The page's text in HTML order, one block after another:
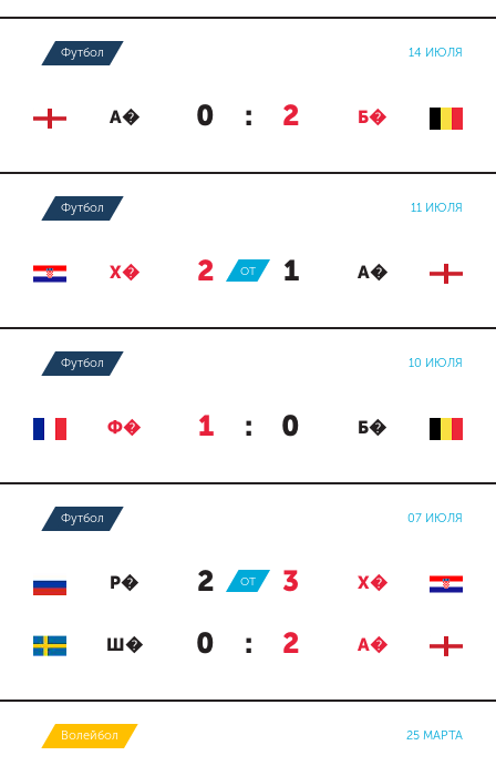
Футбол 14 ИЮЛЯ
А� 0 : 2 Б�
Футбол 11 ИЮЛЯ
Х� 2 : 1 А�
ОТ
Футбол 10 ИЮЛЯ
Ф� 1 : 0 Б�
Футбол 07 ИЮЛЯ
Р� 2 : 3 Х�
ОТ
Ш� 0 : 2 А�
Волейбол 25 МАРТА